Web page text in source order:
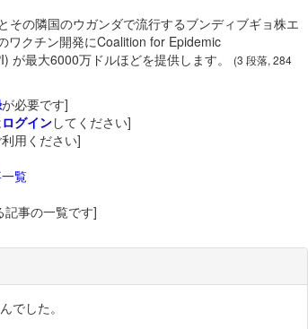
その隣国のウガンダで流行するブンディブギョ株エ
ワクチン開発にCoalition for Epidemic
が最大6000万ドルほどを提供します。
(3 段落, 284
が必要です]
ログインしてください]
用ください]
覧
事の一覧です]
でした。